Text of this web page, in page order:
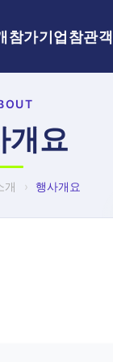
참가기업참관객
개요
개 › 행사개요